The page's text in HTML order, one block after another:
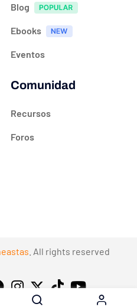
Blog
Ebooks
Eventos
Comunidad
Recursos
Foros
. All rights reserved